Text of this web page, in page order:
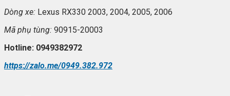
Dòng xe: Lexus RX330 2003, 2004, 2005, 2006
Mã phụ tùng: 90915-20003
Hotline: 0949382972
https://zalo.me/0949.382.972